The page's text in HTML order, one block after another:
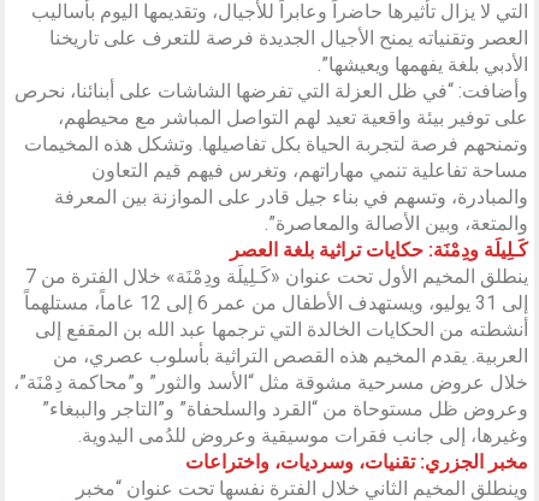
التي لا يزال تأثيرها حاضراً وعابراً للأجيال، وتقديمها اليوم بأساليب
العصر وتقنياته يمنح الأجيال الجديدة فرصة للتعرف على تاريخنا
الأدبي بلغة يفهمها ويعيشها”.
وأضافت: “في ظل العزلة التي تفرضها الشاشات على أبنائنا، نحرص
على توفير بيئة واقعية تعيد لهم التواصل المباشر مع محيطهم،
وتمنحهم فرصة لتجربة الحياة بكل تفاصيلها. وتشكل هذه المخيمات
مساحة تفاعلية تنمي مهاراتهم، وتغرس فيهم قيم التعاون
والمبادرة، وتسهم في بناء جيل قادر على الموازنة بين المعرفة
والمتعة، وبين الأصالة والمعاصرة”.
كَـلِيلَة ودِمْنَة: حكايات تراثية بلغة العصر
ينطلق المخيم الأول تحت عنوان «كَـلِيلَة ودِمْنَة» خلال الفترة من 7
إلى 31 يوليو، ويستهدف الأطفال من عمر 6 إلى 12 عاماً، مستلهماً
أنشطته من الحكايات الخالدة التي ترجمها عبد الله بن المقفع إلى
العربية. يقدم المخيم هذه القصص التراثية بأسلوب عصري، من
خلال عروض مسرحية مشوقة مثل “الأسد والثور” و”محاكمة دِمْنَة”،
وعروض ظل مستوحاة من “القرد والسلحفاة” و”التاجر والببغاء”
وغيرها، إلى جانب فقرات موسيقية وعروض للدُمى اليدوية.
مخبر الجزري: تقنيات، وسرديات، واختراعات
وينطلق المخيم الثاني خلال الفترة نفسها تحت عنوان “مخبر